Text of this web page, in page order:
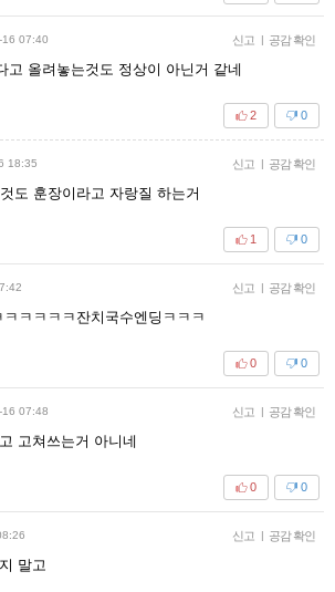
16 07:40 신고 | 공감 확인
고 올려놓는것도 정상이 아닌거 같네
0
2
18:35 신고 | 공감 확인
도 훈장이라고 자랑질 하는거
0
1
신고 | 공감 확인
ㅋㅋㅋㅋ잔치국수엔딩ㅋㅋㅋ
0
0
16 07:48 신고 | 공감 확인
고쳐쓰는거 아니네
0
0
신고 | 공감 확인
말고